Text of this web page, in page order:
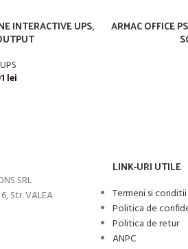
INTERACTIVE UPS,
lei
ARMAC OFFICE
SRL
Str. VALEA
LINK-URI UTILE
Termeni si conditii
Politica de
Politica de retur
ANPC